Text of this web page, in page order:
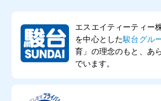
エスエイティーティー
を中心とした駿台グル
育」の理念のもと、あ
でいます。